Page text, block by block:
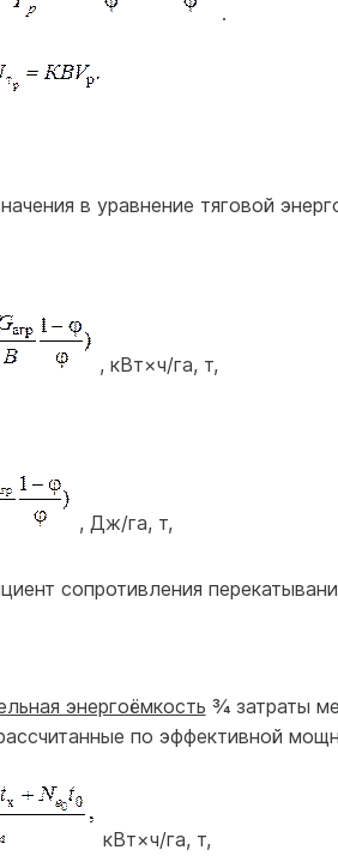
.
в уравнение тяговой
, кВт×ч/га, т,
, Дж/га, т,
сопротивления
энергоёмкость ¾ затраты
по эффективной
кВт×ч/га, т,